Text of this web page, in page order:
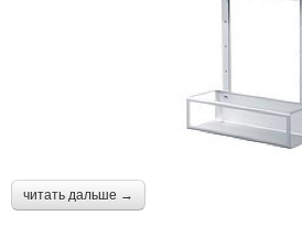
читать дальше →